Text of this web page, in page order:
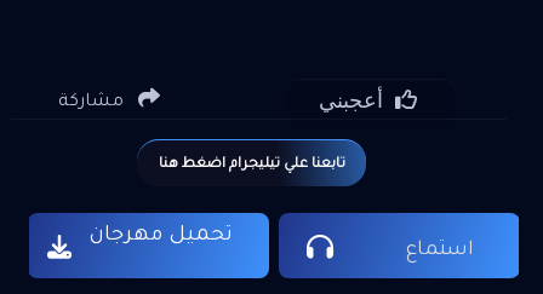
استماع
تابعنا علي تيليجرام اضغط هنا
تحميل مهرجان
مشاركة أعجبني